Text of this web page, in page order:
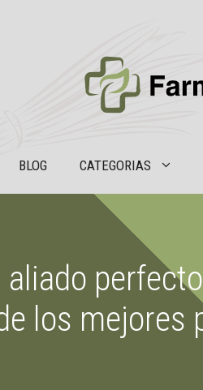
BLOG CATEGORIAS
los